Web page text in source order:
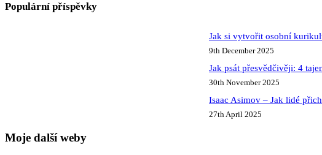
Populární příspěvky
Jak si vytvořit osobní
9th December 2025
Jak psát přesvědčivěji: 4
30th November 2025
Isaac Asimov – Jak lidé
27th April 2025
Moje další weby